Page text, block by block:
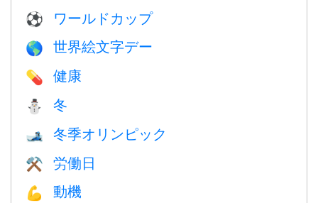
⚽ ワールドカップ
🌎 世界絵文字デー
💊 健康
⛄ 冬
🎿 冬季オリンピック
⚒️ 労働日
💪 動機